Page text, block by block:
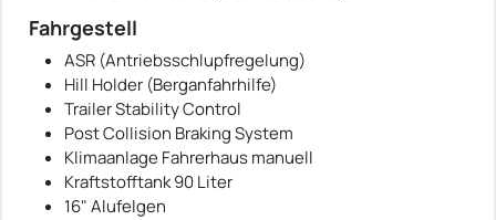
Fahrgestell
ASR (Antriebsschlupfregelung)
Hill Holder (Berganfahrhilfe)
Trailer Stability Control
Post Collision Braking System
Klimaanlage Fahrerhaus manuell
Kraftstofftank 90 Liter
16" Alufelgen